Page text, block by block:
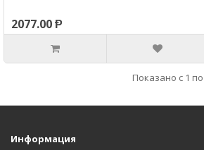
2077.00 Ᵽ
Показано с 1
Информация